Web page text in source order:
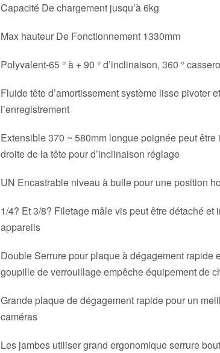
Capacité De chargement jusqu’à 6kg
Max hauteur De Fonctionnement 1330mm
Polyvalent-65 ° à + 90 ° d’inclinaison, 360 °
Fluide tête d’amortissement système lisse pivoter
l’enregistrement
Extensible 370 ~ 580mm longue poignée peut
droite de la tête pour d’inclinaison réglage
UN Encastrable niveau à bulle pour une position
1/4? Et 3/8? Filetage mâle vis peut être détaché et
appareils
Double Serrure pour plaque à dégagement rapide
goupille de verrouillage empêche équipement de
Grande plaque de dégagement rapide pour un
caméras
Les jambes utiliser grand ergonomique serrure